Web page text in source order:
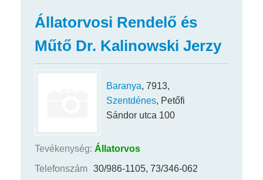
Állatorvosi Rendelő és
Műtő Dr. Kalinowski Jerzy
Baranya, 7913,
Szentdénes, Petőfi
Sándor utca 100
Tevékenység: Állatorvos
Telefonszám 30/986-1105, 73/346-062